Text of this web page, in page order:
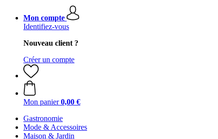
Mon compte
Identifiez-vous
Nouveau client ?
Créer un compte
Mon panier 0,00 €
Gastronomie
Mode & Accessoires
Maison & Jardin